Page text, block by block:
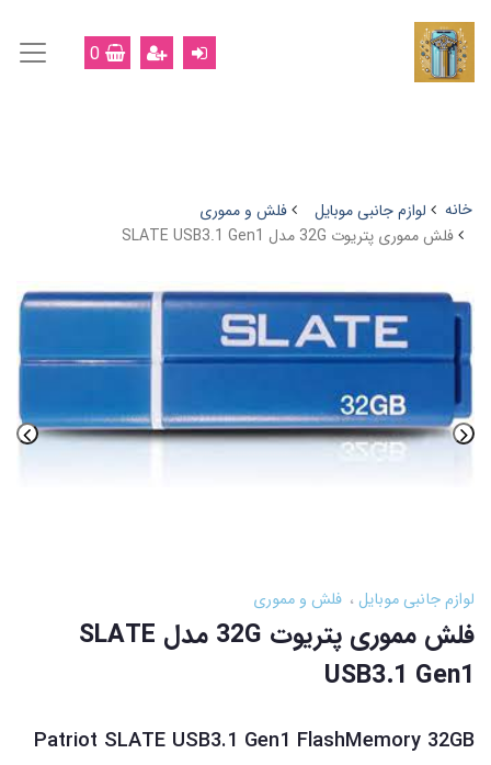
0
خانه لوازم جانبی موبایل
فلش و مموری
فلش مموری پتریوت 32G مدل SLATE USB3.1 Gen1
لوازم جانبی موبایل فلش و مموری
فلش مموری پتریوت 32G مدل SLATE
USB3.1 Gen1
Patriot SLATE USB3.1 Gen1 FlashMemory 32GB